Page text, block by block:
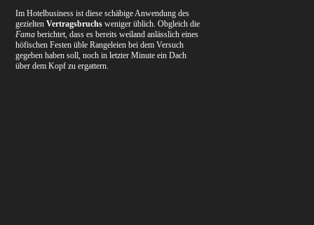
Im Hotelbusiness ist diese schäbige Anwendung des
gezieltenVertragsbruchs weniger üblich. Obgleich die
Fama berichtet, dass es bereits weiland anlässlich eines
höfischen Festen üble Rangeleien bei dem Versuch
gegeben haben soll, noch in letzter Minute ein Dach
über dem Kopf zu ergattern.